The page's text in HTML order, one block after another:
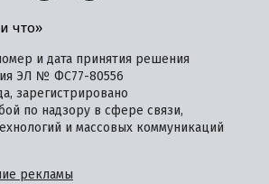
что»
и дата принятия решения
ЭЛ № ФС77-80556
зарегистрировано
по надзору в сфере связи,
и массовых коммуникаций
рекламы